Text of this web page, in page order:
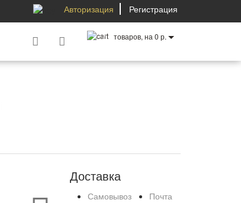
Авторизация Регистрация
0 товаров, на 0 р.
Доставка
Самовывоз
Почта